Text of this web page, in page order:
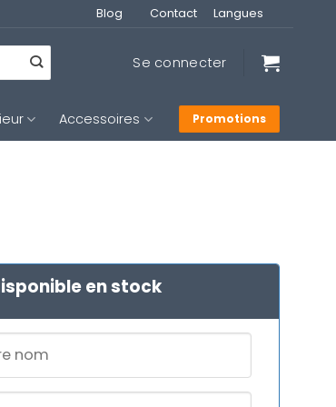
Blog Contact Langues
Se connecter
Accessoires Promotions
en stock